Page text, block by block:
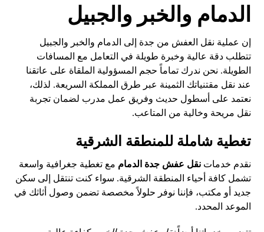
الدمام والخبر والجبيل
إن عملية نقل العفش من جدة إلى الدمام والخبر والجبيل
تتطلب دقة عالية وخبرة طويلة في التعامل مع المسافات
الطويلة. نحن ندرك تماماً حجم المسؤولية الملقاة على عاتقنا
عند نقل مقتنياتك الثمينة عبر طرق المملكة السريعة. لذلك،
نعتمد على أسطول حديث وفريق عمل مدرب لضمان تجربة
نقل مريحة وخالية من المتاعب.
تغطية شاملة للمنطقة الشرقية
نقدم خدماتنقل عفش جدة الدمام مع تغطية جغرافية واسعة
تشمل كافة أحياء المنطقة الشرقية. سواء كنت تنتقل إلى سكن
جديد أو مكتب، فإننا نوفر حلولاً مخصصة تضمن وصول أثاثك في
الموعد المحدد.